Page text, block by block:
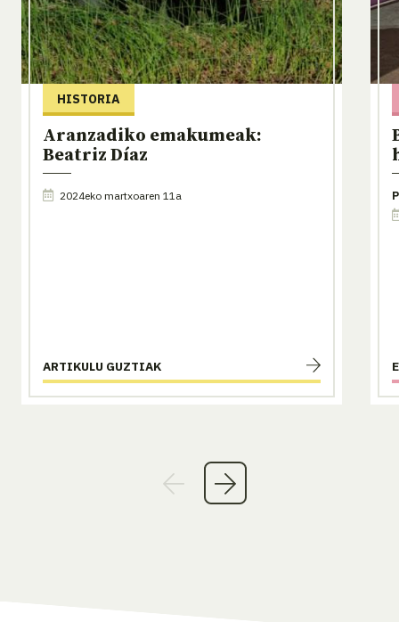
HISTORIA
Aranzadiko emakumeak:
Beatriz Díaz
2024eko martxoaren 11a
ARTIKULU GUZTIAK